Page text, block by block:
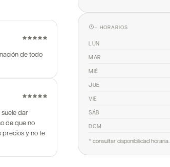
de todo
dar
de que no
precios y no te
— HORARIOS
LUN
MAR
MIÉ
JUE
VIE
SÁB
DOM
* consultar disponibilidad horaria.